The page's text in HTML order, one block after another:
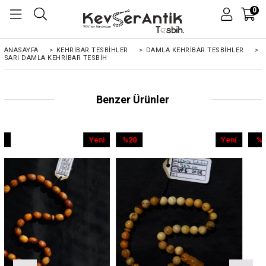
0
ANASAYFA > KEHRIBAR TESBIHLER > DAMLA KEHRİBAR TESBİHLER
>
SARI DAMLA KEHRIBAR TESBIH
Benzer Ürünler
%20İndirim
%9İndirim